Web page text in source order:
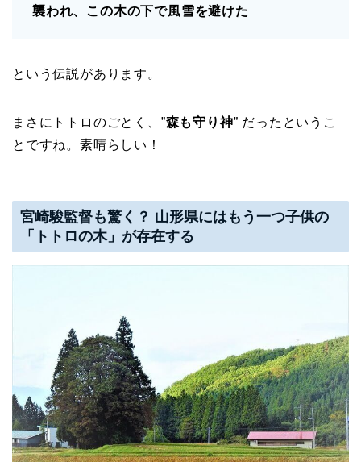
襲われ、この木の下で風雪を避けた
という伝説があります。
まさにトトロのごとく、”森も守り神” だったというこ
とですね。素晴らしい！
宮崎駿監督も驚く？ 山形県にはもう一つ子供の
「トトロの木」が存在する